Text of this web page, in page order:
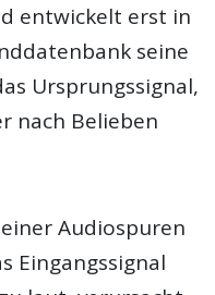
entwickelt erst in
seine
Ursprungssignal,
nach Belieben
Audiospuren
Eingangssignal